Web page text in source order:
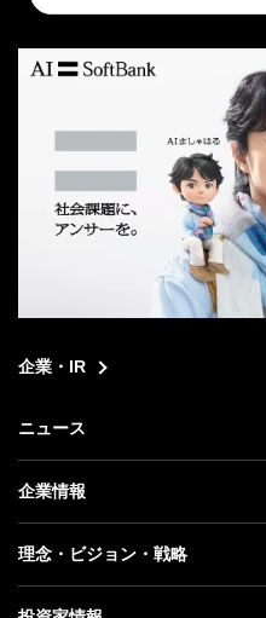
a
企業・IR
ニュース
ニュース トップ
プレスリリース
企業情報
企業情報 トップ
社長メッセージ
理念・ビジョン・戦略
理念・ビジョン・戦略 トップ